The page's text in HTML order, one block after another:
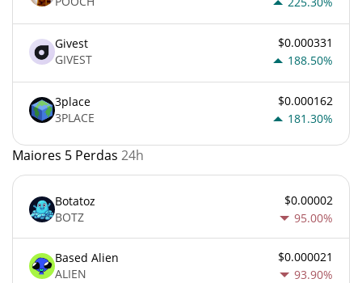
Givest
GIVEST
$0.000331
188.50%
3place
3PLACE
$0.000162
181.30%
Maiores 5 Perdas 24h
Botatoz
BOTZ
$0.00002
95.00%
Based Alien
ALIEN
$0.000021
93.90%